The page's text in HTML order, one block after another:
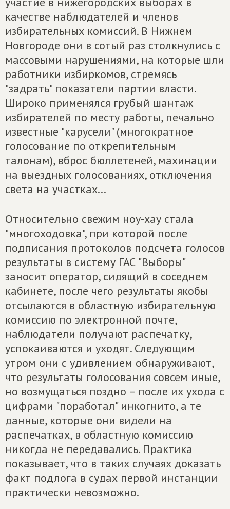
качестве наблюдателей и членов
избирательных комиссий. В Нижнем
Новгороде они в сотый раз столкнулись с
массовыми нарушениями, на которые шли
работники избиркомов, стремясь
"задрать" показатели партии власти.
Широко применялся грубый шантаж
избирателей по месту работы, печально
известные "карусели" (многократное
голосование по открепительным
талонам), вброс бюллетеней, махинации
на выездных голосованиях, отключения
света на участках...
Относительно свежим ноу-хау стала
"многоходовка", при которой после
подписания протоколов подсчета голосов
результаты в систему ГАС "Выборы"
заносит оператор, сидящий в соседнем
кабинете, после чего результаты якобы
отсылаются в областную избирательную
комиссию по электронной почте,
наблюдатели получают распечатку,
успокаиваются и уходят. Следующим
утром они с удивлением обнаруживают,
что результаты голосования совсем иные,
но возмущаться поздно – после их ухода с
цифрами "поработал" инкогнито, а те
данные, которые они видели на
распечатках, в областную комиссию
никогда не передавались. Практика
показывает, что в таких случаях доказать
факт подлога в судах первой инстанции
практически невозможно.